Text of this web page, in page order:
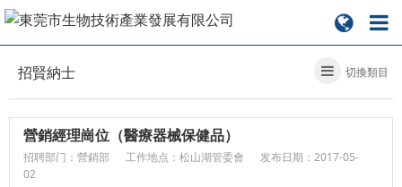
招賢納士 切換類目
營銷經理崗位（醫療器械保健品）
招聘部门：營銷部 工作地点：松山湖管委會
发布日期：2017-05-
02